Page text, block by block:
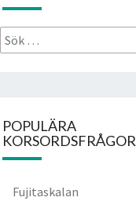
Sök
efter:
POPULÄRA
KORSORDSFRÅGOR
Fujitaskalan